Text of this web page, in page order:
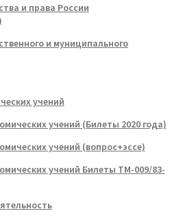
и права России
и муниципального
учений
учений (Билеты 2020 года)
учений (вопрос+эссе)
учений Билеты ТМ-009/83-